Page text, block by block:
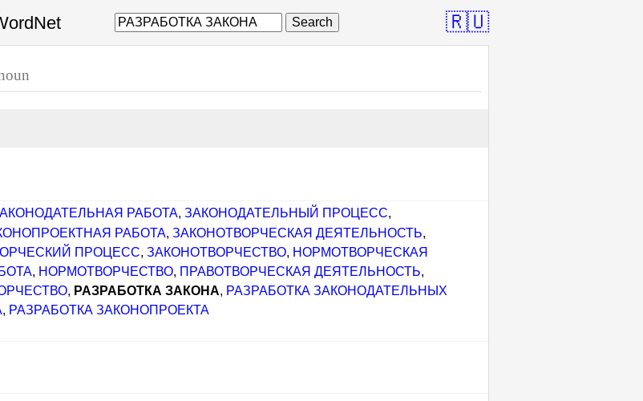
Search 🇷🇺
РАБОТА, ЗАКОНОДАТЕЛЬНЫЙ ПРОЦЕСС,
РАБОТА,ЗАКОНОТВОРЧЕСКАЯ ДЕЯТЕЛЬНОСТЬ,
ПРОЦЕСС,ЗАКОНОТВОРЧЕСТВО, НОРМОТВОРЧЕСКАЯ
, НОРМОТВОРЧЕСТВО, ПРАВОТВОРЧЕСКАЯ ДЕЯТЕЛЬНОСТЬ,
, РАЗРАБОТКА ЗАКОНА, РАЗРАБОТКА ЗАКОНОДАТЕЛЬНЫХ
, РАЗРАБОТКА ЗАКОНОПРОЕКТА